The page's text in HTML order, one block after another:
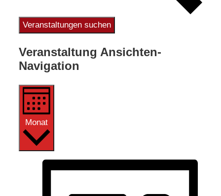
Veranstaltungen suchen
Veranstaltung Ansichten-
Navigation
Monat